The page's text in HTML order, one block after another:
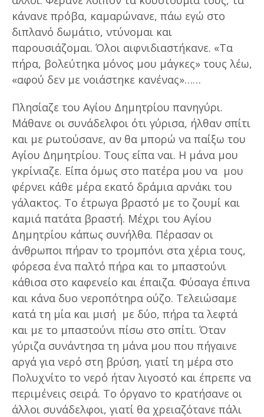
κάνανε πρόβα, καμαρώνανε, πάω εγώ στο
διπλανό δωμάτιο, ντύνομαι και
παρουσιάζομαι. Όλοι αιφνιδιαστήκανε. «Τα
πήρα, βολεύτηκα μόνος μου μάγκες» τους λέω,
«αφού δεν με νοιάστηκε κανένας»……
Πλησίαζε του Αγίου Δημητρίου πανηγύρι.
Μάθανε οι συνάδελφοι ότι γύρισα, ήλθαν σπίτι
και με ρωτούσανε, αν θα μπορώ να παίξω του
Αγίου Δημητρίου. Τους είπα ναι. Η μάνα μου
γκρίνιαζε. Είπα όμως στο πατέρα μου να μου
φέρνει κάθε μέρα εκατό δράμια αρνάκι του
γάλακτος. Το έτρωγα βραστό με το ζουμί και
καμιά πατάτα βραστή. Μέχρι του Αγίου
Δημητρίου κάπως συνήλθα. Πέρασαν οι
άνθρωποι πήραν το τρομπόνι στα χέρια τους,
φόρεσα ένα παλτό πήρα και το μπαστούνι
κάθισα στο καφενείο και έπαιζα. Φύσαγα έπινα
και κάνα δυο νεροπότηρα ούζο. Τελειώσαμε
κατά τη μία και μισή με δύο, πήρα τα λεφτά
και με το μπαστούνι πίσω στο σπίτι. Όταν
γύριζα συνάντησα τη μάνα μου που πήγαινε
αργά για νερό στη βρύση, γιατί τη μέρα στο
Πολυχνίτο το νερό ήταν λιγοστό και έπρεπε να
περιμένεις σειρά. Το όργανο το κρατήσανε οι
άλλοι συνάδελφοι, γιατί θα χρειαζότανε πάλι